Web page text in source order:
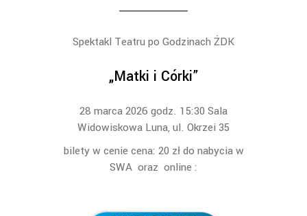
Spektakl Teatru po Godzinach ŻDK
„Matki i Córki”
28 marca 2026 godz. 15:30 Sala
Widowiskowa Luna, ul. Okrzei 35
bilety w cenie cena: 20 zł do nabycia w
SWA oraz online :